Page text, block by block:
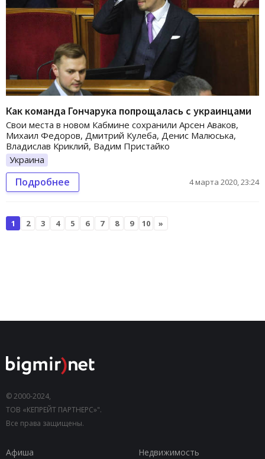
Как команда Гончарука попрощалась с украинцами
Свои места в новом Кабмине сохранили Арсен Аваков,
Михаил Федоров, Дмитрий Кулеба, Денис Малюська,
Владислав Криклий, Вадим Пристайко
Украина
Подробнее 4 марта 2020, 23:24
1 2 3 4 5 6 7 8 9 10 »
© 2000-2024,
ТОВ «КЕПРЕЙТ ПАРТНЕРС»".
Все права защищены.
Афиша
Недвижимость